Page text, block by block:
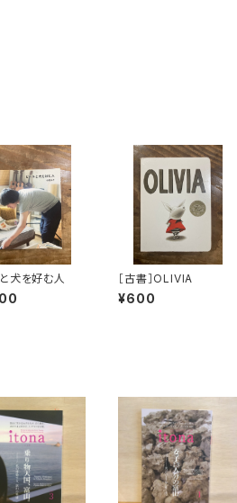
犬を好む人 ［古書］OLIVIA
¥600